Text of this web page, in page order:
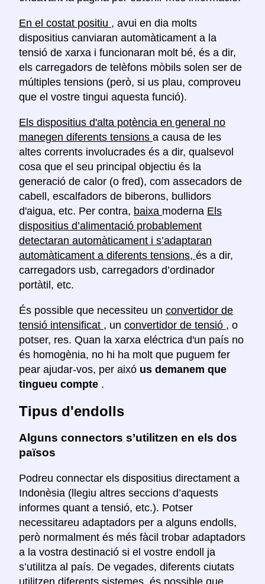
En el costat positiu , avui en dia molts
dispositius canviaran automàticament a la
tensió de xarxa i funcionaran molt bé, és a dir,
els carregadors de telèfons mòbils solen ser de
múltiples tensions (però, si us plau, comproveu
que el vostre tingui aquesta funció).
Els dispositius d'alta potència en general no
manegen diferents tensions a causa de les
altes corrents involucrades és a dir, qualsevol
cosa que el seu principal objectiu és la
generació de calor (o fred), com assecadors de
cabell, escalfadors de biberons, bullidors
d'aigua, etc. Per contra, baixa moderna Els
dispositius d’alimentació probablement
detectaran automàticament i s’adaptaran
automàticament a diferents tensions, és a dir,
carregadors usb, carregadors d’ordinador
portàtil, etc.
És possible que necessiteu un convertidor de
tensió intensificat , un convertidor de tensió , o
potser, res. Quan la xarxa eléctrica d'un país no
és homogènia, no hi ha molt que puguem fer
pear ajudar-vos, per aixó us demanem que
tingueu compte .
Tipus d'endolls
Alguns connectors s’utilitzen en els dos
països
Podreu connectar els dispositius directament a
Indonèsia (llegiu altres seccions d’aquests
informes quant a tensió, etc.). Potser
necessitareu adaptadors per a alguns endolls,
però normalment és més fàcil trobar adaptadors
a la vostra destinació si el vostre endoll ja
s’utilitza al país. De vegades, diferents ciutats
utilitzen diferents sistemes, és possible que